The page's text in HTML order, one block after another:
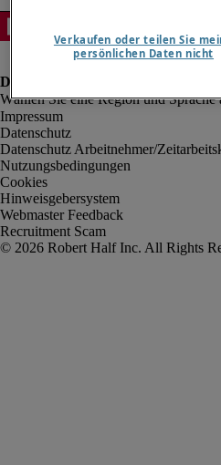
Impressum
Datenschutz
Datenschutz Arbeitnehmer/
Nutzungsbedingungen
Cookies
Hinweisgebersystem
Webmaster Feedback
Recruitment Scam
Verkaufen oder teilen Sie
persönlichen Daten nicht